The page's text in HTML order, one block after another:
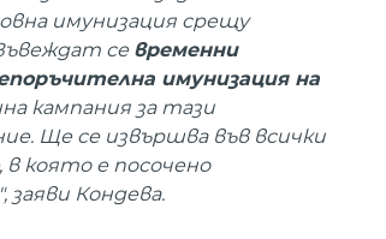
имунизация срещу
се временни
имунизация на
кампания за тази
Ще се извършва във всички
, в която е посочено
Кондева.